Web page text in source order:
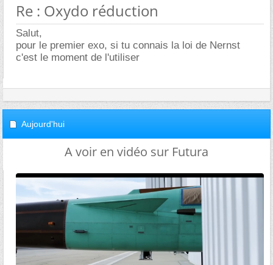
Re : Oxydo réduction
Salut,
pour le premier exo, si tu connais la loi de Nernst
c'est le moment de l'utiliser
Aujourd'hui
A voir en vidéo sur Futura